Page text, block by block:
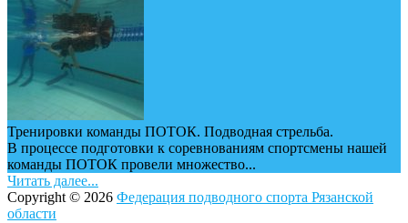
Тренировки команды ПОТОК. Подводная стрельба.
В процессе подготовки к соревнованиям спортсмены нашей
команды ПОТОК провели множество...
Читать далее...
Copyright © 2026 Федерация подводного спорта Рязанской
области